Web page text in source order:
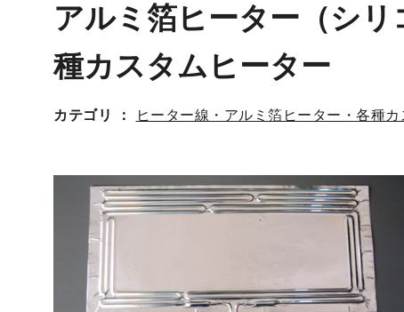
アルミ箔ヒーター（シ
種カスタムヒーター
カテゴリ ヒーター線・アルミ箔ヒーター・各種